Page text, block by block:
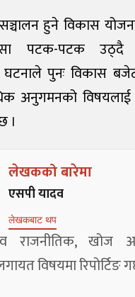
हुने विकास
पटक-पटक
पुनः विकास
अनुगमनको विषयलाई
।
लेखकको बारेमा
एसपी यादव
लेखकबाट थप
राजनीतिक, खोज
विषयमा रिपोर्टिङ